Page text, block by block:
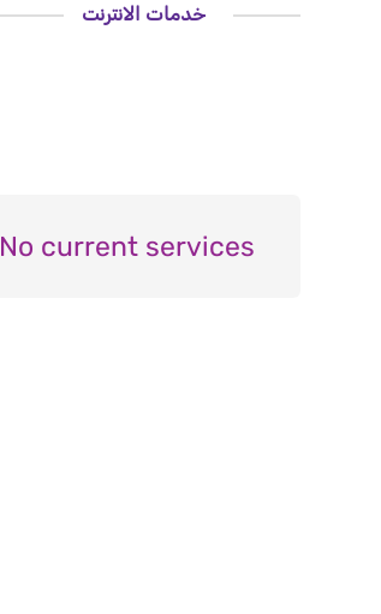
خدمات الانترنت
No current services.